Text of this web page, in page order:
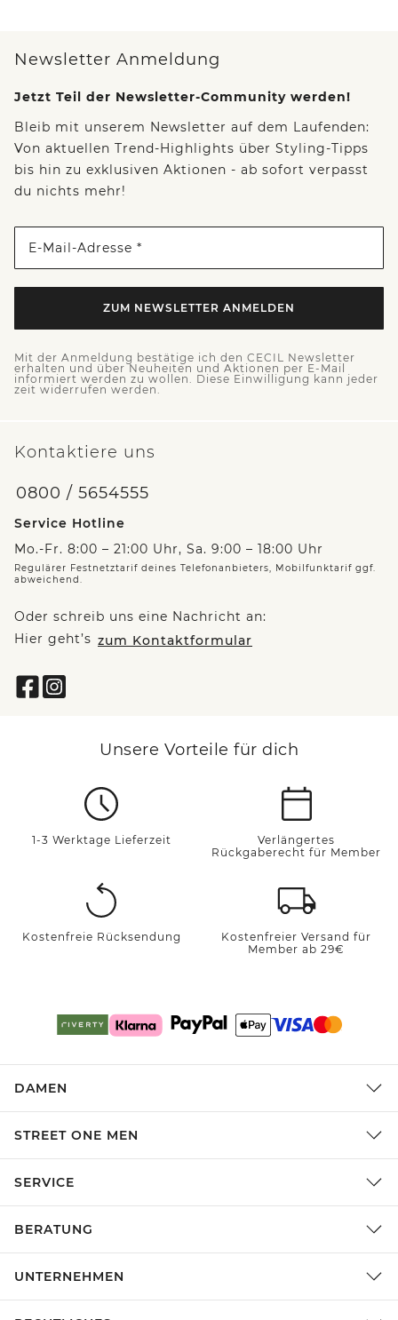
Newsletter Anmeldung
Jetzt Teil der Newsletter-Community werden!
Bleib mit unserem Newsletter auf dem Laufenden:
Von aktuellen Trend-Highlights über Styling-Tipps
bis hin zu exklusiven Aktionen - ab sofort verpasst
du nichts mehr!
E-Mail-Adresse *
ZUM NEWSLETTER ANMELDEN
Mit der Anmeldung bestätige ich den CECIL Newsletter
erhalten und über Neuheiten und Aktionen per E-Mail
informiert werden zu wollen. Diese Einwilligung kann jeder
zeit widerrufen werden.
Kontaktiere uns
0800 / 5654555
Service Hotline
Mo.-Fr. 8:00 – 21:00 Uhr, Sa. 9:00 – 18:00 Uhr
Regulärer Festnetztarif deines Telefonanbieters, Mobilfunktarif ggf.
abweichend.
Oder schreib uns eine Nachricht an:
Hier geht’s zum Kontaktformular
Unsere Vorteile für dich
1-3 Werktage Lieferzeit
Verlängertes
Rückgaberecht für Member
Kostenfreie Rücksendung
Kostenfreier Versand für
Member ab 29€
DAMEN
STREET ONE MEN
SERVICE
BERATUNG
UNTERNEHMEN